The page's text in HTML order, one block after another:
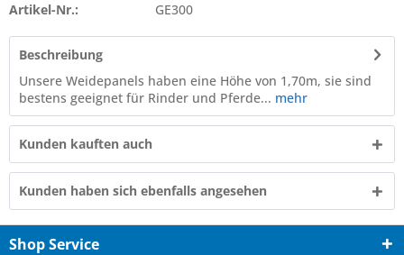
Artikel-Nr.: GE300
Beschreibung
Unsere Weidepanels haben eine Höhe von 1,70m, sie sind
bestens geeignet für Rinder und Pferde... mehr
Kunden kauften auch
Kunden haben sich ebenfalls angesehen
Shop Service